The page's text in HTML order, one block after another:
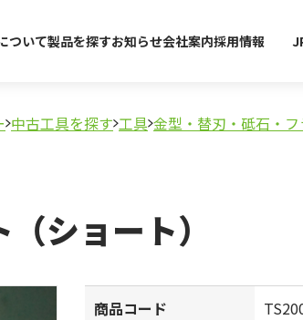
ついて製品を探すお知らせ会社案内採用情報
中古工具を探す 工具 金型・替刃・砥石・
ショート）
商品コード